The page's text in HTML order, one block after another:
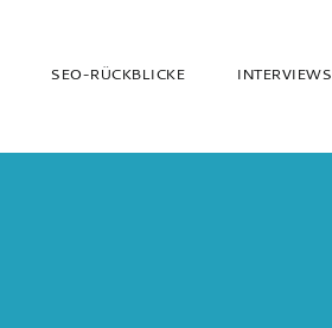
SEO-RÜCKBLICKE INTERVIEWS